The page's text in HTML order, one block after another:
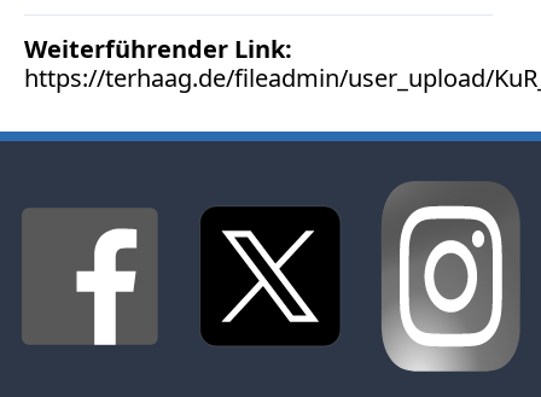
Weiterführender Link:
https://terhaag.de/fileadmin/user_upload/
Bücher
Vita
Datenschutz